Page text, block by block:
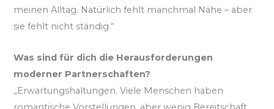
meinen Alltag. Natürlich fehlt manchmal Nähe – aber
sie fehlt nicht ständig.“
Was sind für dich die Herausforderungen
moderner Partnerschaften?
„Erwartungshaltungen. Viele Menschen haben